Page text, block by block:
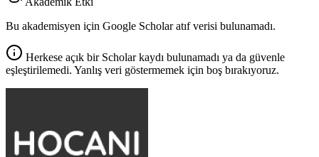
Bu akademisyen için Google Scholar atıf verisi bulunamadı.
Herkese açık bir Scholar kaydı bulunamadı ya da güvenle
eşleştirilemedi. Yanlış veri göstermemek için boş bırakıyoruz.